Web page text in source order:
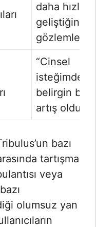
daha hızlı
geliştiğini
“Cinsel
isteğimde
belirgin bir
artış oldu.”
bazı
tartışma
veya
olumsuz yan